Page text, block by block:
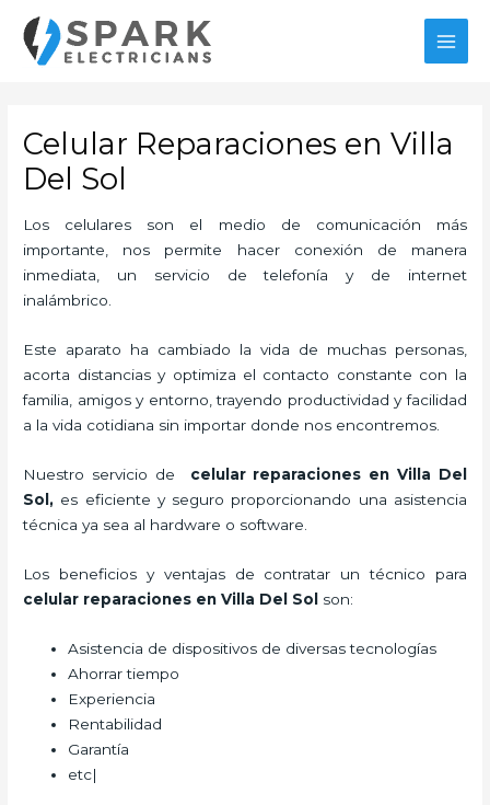
contenido
Celular Reparaciones en Villa
Del Sol
Los celulares son el medio de comunicación más
importante, nos permite hacer conexión de manera
inmediata, un servicio de telefonía y de internet
inalámbrico.
Este aparato ha cambiado la vida de muchas personas,
acorta distancias y optimiza el contacto constante con la
familia, amigos y entorno, trayendo productividad y facilidad
a la vida cotidiana sin importar donde nos encontremos.
Nuestro servicio de celular reparaciones en Villa Del
Sol, es eficiente y seguro proporcionando una asistencia
técnica ya sea al hardware o software.
Los beneficios y ventajas de contratar un técnico para
celular reparaciones en Villa Del Sol son:
Asistencia de dispositivos de diversas tecnologías
Ahorrar tiempo
Experiencia
Rentabilidad
Garantía
etc|